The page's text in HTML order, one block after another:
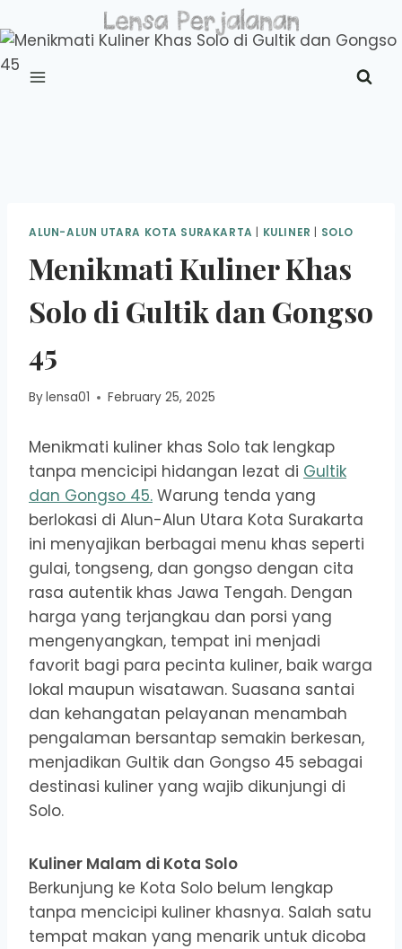
to
content
ALUN-ALUN UTARA KOTA SURAKARTA | KULINER | SOLO
Menikmati Kuliner Khas
Solo di Gultik dan Gongso
45
Bylensa01 February 25, 2025
Menikmati kuliner khas Solo tak lengkap
tanpa mencicipi hidangan lezat di Gultik
dan Gongso 45. Warung tenda yang
berlokasi di Alun-Alun Utara Kota Surakarta
ini menyajikan berbagai menu khas seperti
gulai, tongseng, dan gongso dengan cita
rasa autentik khas Jawa Tengah. Dengan
harga yang terjangkau dan porsi yang
mengenyangkan, tempat ini menjadi
favorit bagi para pecinta kuliner, baik warga
lokal maupun wisatawan. Suasana santai
dan kehangatan pelayanan menambah
pengalaman bersantap semakin berkesan,
menjadikan Gultik dan Gongso 45 sebagai
destinasi kuliner yang wajib dikunjungi di
Solo.
Kuliner Malam di Kota Solo
Berkunjung ke Kota Solo belum lengkap
tanpa mencicipi kuliner khasnya. Salah satu
tempat makan yang menarik untuk dicoba